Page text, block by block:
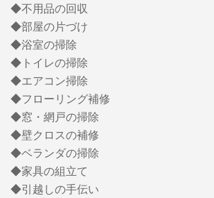
◆不用品の回収
◆部屋の片づけ
◆浴室の掃除
◆トイレの掃除
◆エアコン掃除
◆フローリング補修
◆窓・網戸の掃除
◆壁クロスの補修
◆ベランダの掃除
◆家具の組立て
◆引越しの手伝い